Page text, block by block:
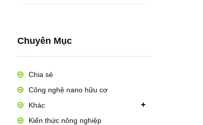
Chuyên Mục
Chia sẻ
Công nghệ nano hữu cơ
Khác
Kiến thức nông nghiệp